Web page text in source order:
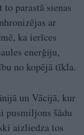
parastā sienas
ar
ka ierīces
enerģiju,
no kopējā tīkla.
un Vācijā, kur
pusmiljons šādu
aizliedza tos